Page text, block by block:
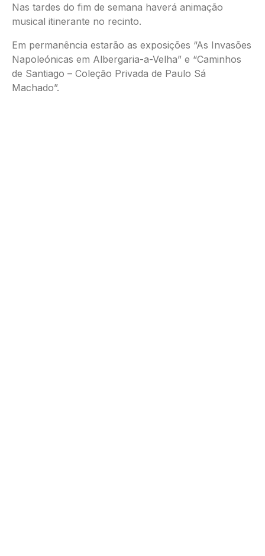
Nas tardes do fim de semana haverá animação
musical itinerante no recinto.
Em permanência estarão as exposições “As Invasões
Napoleónicas em Albergaria-a-Velha” e “Caminhos
de Santiago – Coleção Privada de Paulo Sá
Machado”.